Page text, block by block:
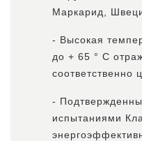
Маркарид,
- Высокая
до + 65 ° С
соответственно
-
испытаниями